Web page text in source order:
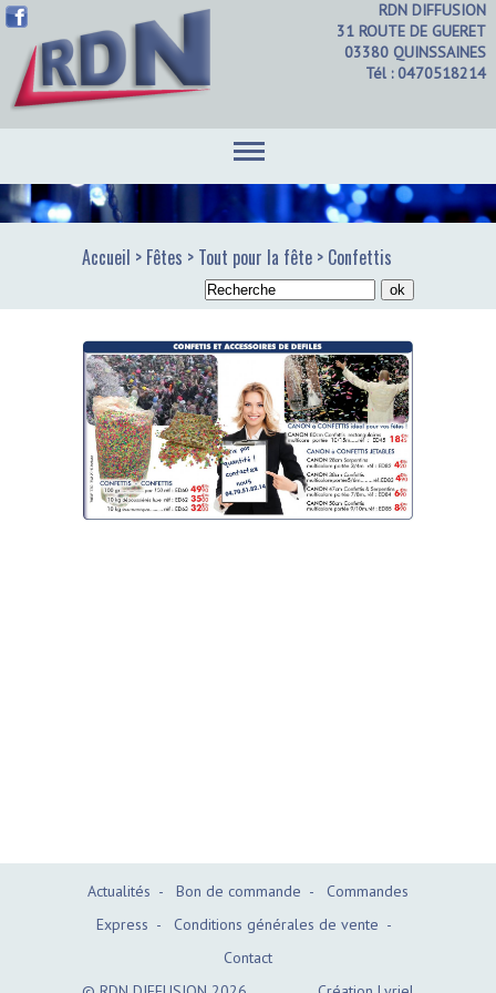
RDN DIFFUSION
31 ROUTE DE GUERET
03380 QUINSSAINES
Tél : 0470518214
Accueil > Fêtes > Tout pour la fête > Confettis
Actualités - Bon de commande - Commandes
Express - Conditions générales de vente -
Contact